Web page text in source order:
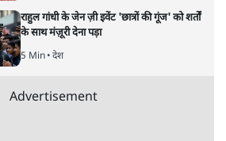
की सभी महिलाओं के लिए अब समान
की मांग उठी है। भगवान की आराधना में
कोई भी परंपरा कोरे पाखंड के अलावा कुछ
यह, अदालतों का नहीं, उनका फर्ज है।